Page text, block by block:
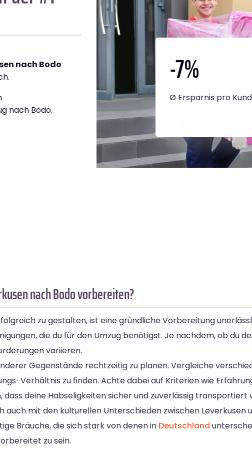
nach Bodo
nach Bodo.
-7%
Ø Ersparnis pro
nach Bodo vorbereiten?
zu gestalten, ist eine gründliche Vorbereitung
die du für den Umzug benötigst. Je nachdem, ob du
variieren.
Gegenstände rechtzeitig zu planen. Vergleiche
Verhältnis zu finden. Achte dabei auf Kriterien wie
deine Habseligkeiten sicher und zuverlässig transportiert
auch mit den kulturellen Unterschieden zwischen Leverkusen
Bräuche, die sich stark von denen in Deutschland
zu sein.